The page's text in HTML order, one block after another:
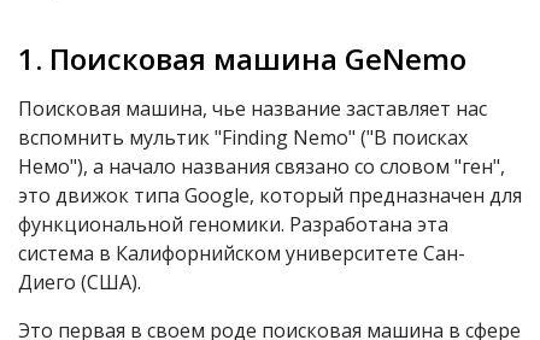
1. Поисковая машина GeNemo
Поисковая машина, чье название заставляет нас
вспомнить мультик "Finding Nemo" ("В поисках
Немо"), а начало названия связано со словом "ген",
это движок типа Google, который предназначен для
функциональной геномики. Разработана эта
система в Калифорнийском университете Сан-
Диего (США).
Это первая в своем роде поисковая машина в сфере